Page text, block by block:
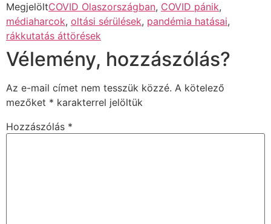
MegjelöltCOVID Olaszországban, COVID pánik,
médiaharcok, oltási sérülések, pandémia hatásai,
rákkutatás áttörések
Vélemény, hozzászólás?
Az e-mail címet nem tesszük közzé. A kötelező
mezőket * karakterrel jelöltük
Hozzászólás *